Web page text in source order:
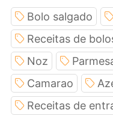
Bolo salgado
Receitas de
Noz
Camarao
Receitas de